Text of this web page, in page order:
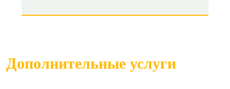
Дополнительные услуги